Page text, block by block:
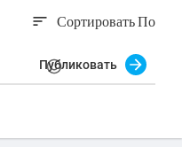
sort Сортировать По
Публиковать